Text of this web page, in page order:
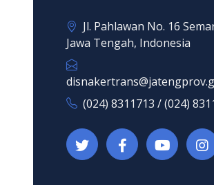
Jl. Pahlawan No. 16
Jawa Tengah, Indonesia
(024) 8311713 / (024)